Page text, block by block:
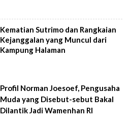
Kematian Sutrimo dan Rangkaian
Kejanggalan yang Muncul dari
Kampung Halaman
Profil Norman Joesoef, Pengusaha
Muda yang Disebut-sebut Bakal
Dilantik Jadi Wamenhan RI